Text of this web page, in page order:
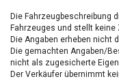
Die Fahrzeugbeschreibung
Fahrzeuges und stellt
Die Angaben erheben nicht
Die gemachten Angaben/
nicht als zugesicherte
Der Verkäufer übernimmt